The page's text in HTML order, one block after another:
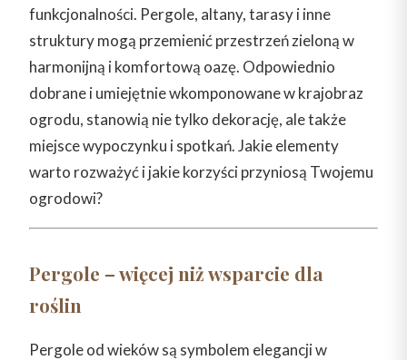
funkcjonalności. Pergole, altany, tarasy i inne
struktury mogą przemienić przestrzeń zieloną w
harmonijną i komfortową oazę. Odpowiednio
dobrane i umiejętnie wkomponowane w krajobraz
ogrodu, stanowią nie tylko dekorację, ale także
miejsce wypoczynku i spotkań. Jakie elementy
warto rozważyć i jakie korzyści przyniosą Twojemu
ogrodowi?
Pergole – więcej niż wsparcie dla
roślin
Pergole od wieków są symbolem elegancji w